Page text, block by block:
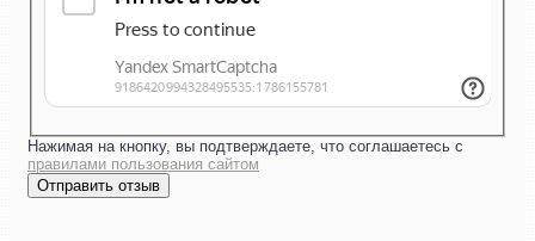
Нажимая на кнопку, вы подтверждаете, что соглашаетесь с
правилами пользования сайтом
Отправить отзыв